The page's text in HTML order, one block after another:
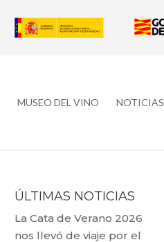
MUSEO DEL VINO NOTICIAS
ÚLTIMAS NOTICIAS
La Cata de Verano 2026
nos llevó de viaje por el